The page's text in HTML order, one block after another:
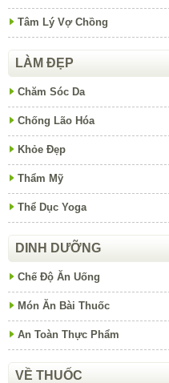
Tâm Lý Vợ Chồng
LÀM ĐẸP
Chăm Sóc Da
Chống Lão Hóa
Khỏe Đẹp
Thẩm Mỹ
Thể Dục Yoga
DINH DƯỠNG
Chế Độ Ăn Uống
Món Ăn Bài Thuốc
An Toàn Thực Phẩm
VỀ THUỐC